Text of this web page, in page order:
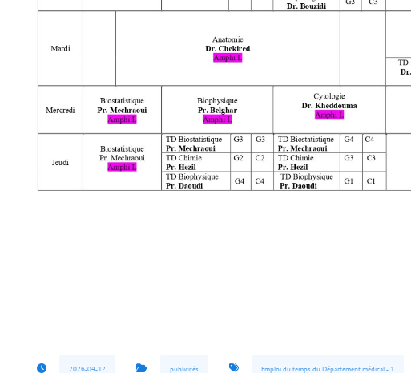
2026-04-12 publicités Emploi du temps du Département médical - 1